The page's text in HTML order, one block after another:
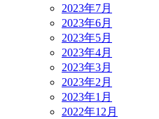
2023年7月
2023年6月
2023年5月
2023年4月
2023年3月
2023年2月
2023年1月
2022年12月